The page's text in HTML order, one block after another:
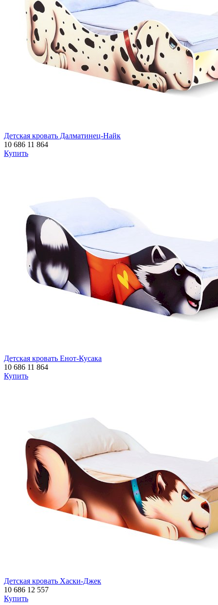
Детская кровать Далматинец-Найк
10 686 11 864
Купить
Детская кровать Енот-Кусака
10 686 11 864
Купить
Детская кровать Хаски-Джек
10 686 12 557
Купить